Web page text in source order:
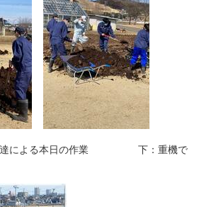
よる本日の作業 下：重機で